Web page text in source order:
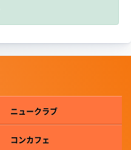
ニュークラブ
コンカフェ